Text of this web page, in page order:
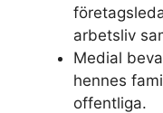
arbetsliv
Medial
hennes
offentliga.